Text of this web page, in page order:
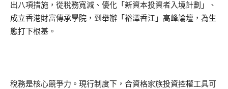
出八項措施，從稅務寬減、優化「新資本投資者入境計劃」、
成立香港財富傳承學院，到舉辦「裕澤香江」高峰論壇，為生
態打下根基。
稅務是核心競爭力。現行制度下，合資格家族投資控權工具可